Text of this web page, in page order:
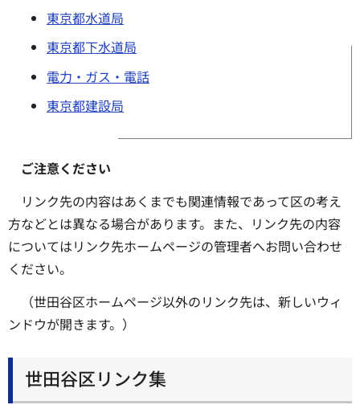
東京都水道局
東京都下水道局
電力・ガス・電話
東京都建設局
ご注意ください
リンク先の内容はあくまでも関連情報であって区の考え
方などとは異なる場合があります。また、リンク先の内容
についてはリンク先ホームページの管理者へお問い合わせ
ください。
（世田谷区ホームページ以外のリンク先は、新しいウィ
ンドウが開きます。）
世田谷区リンク集